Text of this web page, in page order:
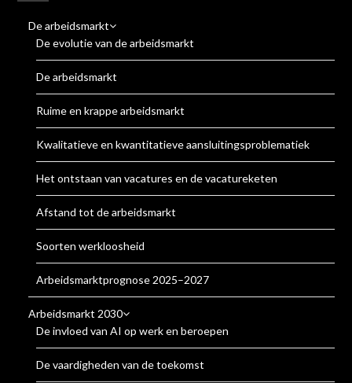
De arbeidsmarkt
De evolutie van de arbeidsmarkt
De arbeidsmarkt
Ruime en krappe arbeidsmarkt
Kwalitatieve en kwantitatieve aansluitingsproblematiek
Het ontstaan van vacatures en de vacatureketen
Afstand tot de arbeidsmarkt
Soorten werkloosheid
Arbeidsmarktprognose 2025–2027
Arbeidsmarkt 2030
De invloed van AI op werk en beroepen
De vaardigheden van de toekomst